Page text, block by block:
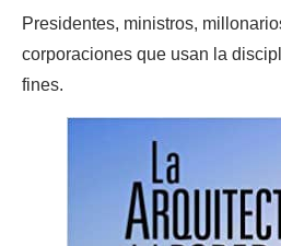
Presidentes, ministros,
corporaciones que usan la
fines.